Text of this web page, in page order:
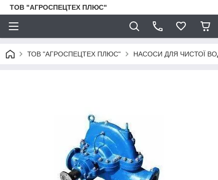
ТОВ "АГРОСПЕЦТЕХ ПЛЮС"
ТОВ "АГРОСПЕЦТЕХ ПЛЮС" НАСОСИ ДЛЯ ЧИСТОЇ